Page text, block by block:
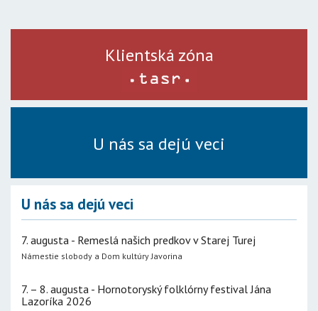
Klientská zóna
U nás sa dejú veci
U nás sa dejú veci
7. augusta - Remeslá našich predkov v Starej Turej
Námestie slobody a Dom kultúry Javorina
7. – 8. augusta - Hornotoryský folklórny festival Jána
Lazoríka 2026